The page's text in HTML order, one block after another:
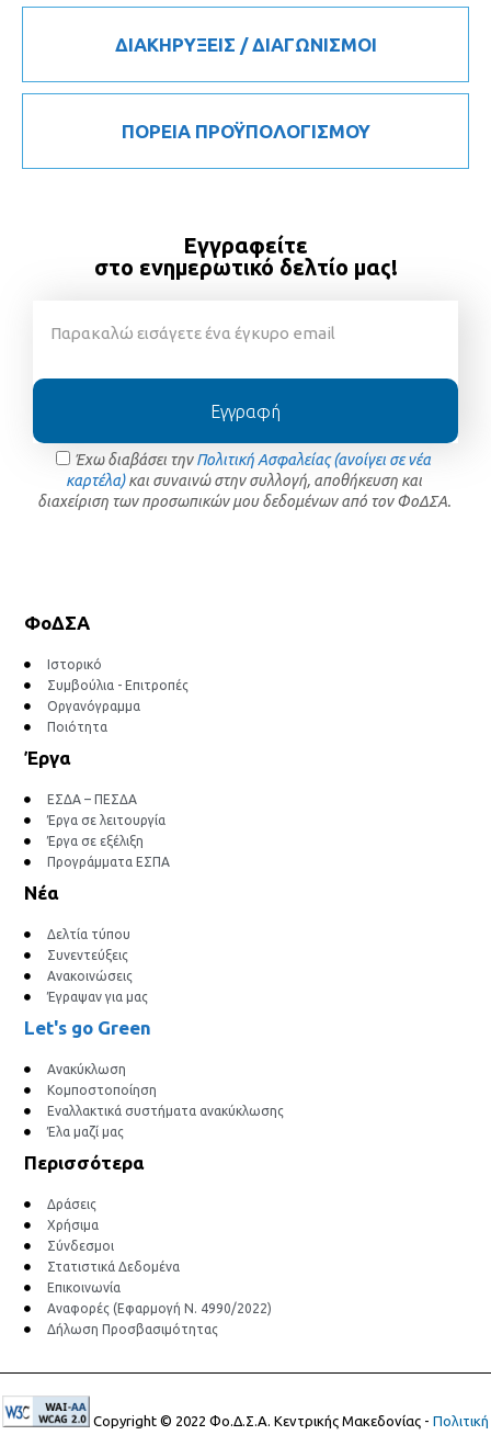
ΔΙΑΚΗΡΥΞΕΙΣ / ΔΙΑΓΩΝΙΣΜΟΙ
ΠΟΡΕΙΑ ΠΡΟΫΠΟΛΟΓΙΣΜΟΥ
Εγγραφείτε
στο ενημερωτικό δελτίο μας!
Έχω διαβάσει τηνΠολιτική Ασφαλείας (ανοίγει σε νέα
καρτέλα)και συναινώ στην συλλογή, αποθήκευση και
διαχείριση των προσωπικών μου δεδομένων από τον ΦοΔΣΑ.
Εγγραφή
ΦοΔΣΑ
Ιστορικό
Συμβούλια - Επιτροπές
Οργανόγραμμα
Ποιότητα
Έργα
ΕΣΔΑ – ΠΕΣΔΑ
Έργα σε λειτουργία
Έργα σε εξέλιξη
Προγράμματα ΕΣΠΑ
Νέα
Δελτία τύπου
Συνεντεύξεις
Ανακοινώσεις
Έγραψαν για μας
Let's go Green
Ανακύκλωση
Κομποστοποίηση
Εναλλακτικά συστήματα ανακύκλωσης
Έλα μαζί μας
Περισσότερα
Δράσεις
Χρήσιμα
Σύνδεσμοι
Στατιστικά Δεδομένα
Επικοινωνία
Αναφορές (Εφαρμογή Ν. 4990/2022)
Δήλωση Προσβασιμότητας
Copyright © 2022 Φο.Δ.Σ.Α. Κεντρικής Μακεδονίας - Πολιτική